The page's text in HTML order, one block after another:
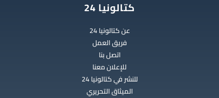
كتالونيا 24
عن كتالونيا 24
فريق العمل
اتصل بنا
للإعلان معنا
للنشر في كتالونيا 24
الميثاق التحريري